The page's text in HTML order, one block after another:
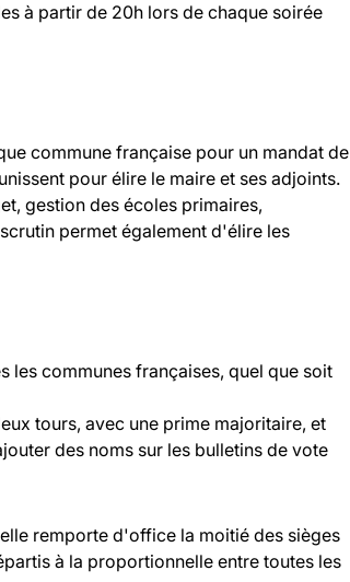
à partir de 20h lors de chaque soirée
commune française pour un mandat de
pour élire le maire et ses adjoints.
gestion des écoles primaires,
permet également d'élire les
les communes françaises, quel que soit
tours, avec une prime majoritaire, et
des noms sur les bulletins de vote
remporte d'office la moitié des sièges
à la proportionnelle entre toutes les